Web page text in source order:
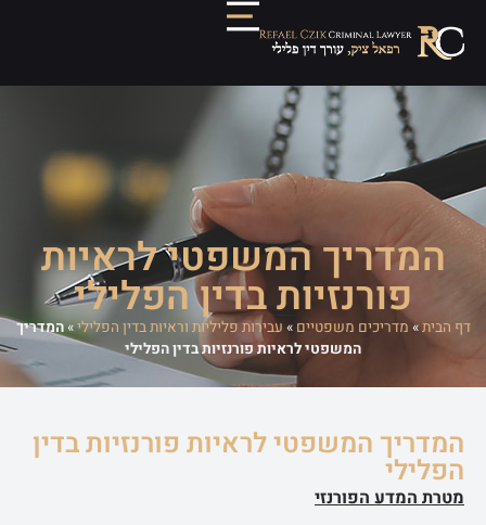
המדריך המשפטי לראיות
פורנזיות בדין הפלילי
דף הבית» מדריכים משפטיים »עבירות פליליות וראיות בדין הפלילי»המדריך
המשפטי לראיות פורנזיות בדין הפלילי
המדריך המשפטי לראיות פורנזיות בדין
הפלילי
מטרת המדע הפורנזי